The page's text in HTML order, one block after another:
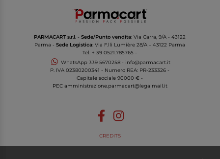
PARMACART s.r.l. -Sede/Punto vendita: Via Carra, 9/A - 43122
Parma -Sede Logistica: Via F.lli Lumière 28/A – 43122 Parma
Tel. + 39 0521.785765 -
WhatsApp 339 5670258- info@parmacart.it
P. IVA02380200341 - Numero REA: PR-233326 -
Capitale sociale 90000 € -
PEC amministrazione.parmacart@legalmail.it
CREDITS